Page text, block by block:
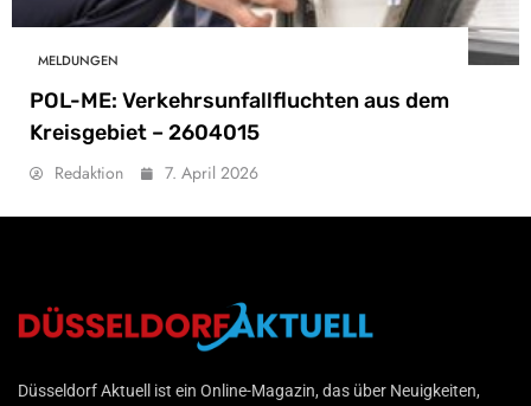
MELDUNGEN
POL-ME: Verkehrsunfallfluchten aus dem
Kreisgebiet – 2604015
Redaktion 7. April 2026
Düsseldorf Aktuell
Düsseldorf Aktuell ist ein Online-Magazin, das über Neuigkeiten,